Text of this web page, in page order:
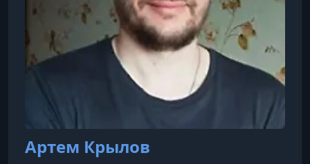
Артем Крылов